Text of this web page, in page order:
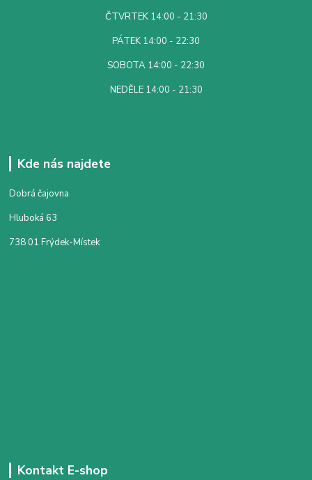
ČTVRTEK 14:00 - 21:30
PÁTEK 14:00 - 22:30
SOBOTA 14:00 - 22:30
NEDĚLE 14:00 - 21:30
Kde nás najdete
Dobrá čajovna
Hluboká 63
738 01 Frýdek-Místek
Kontakt E-shop